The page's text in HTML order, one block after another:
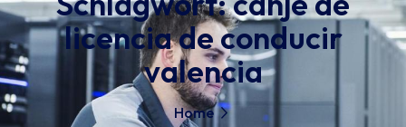
licencia de conducir
valencia
Home